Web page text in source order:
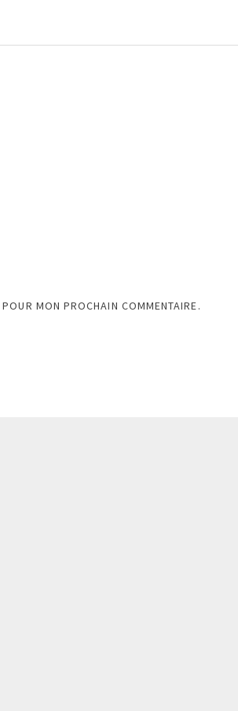
MON PROCHAIN COMMENTAIRE.